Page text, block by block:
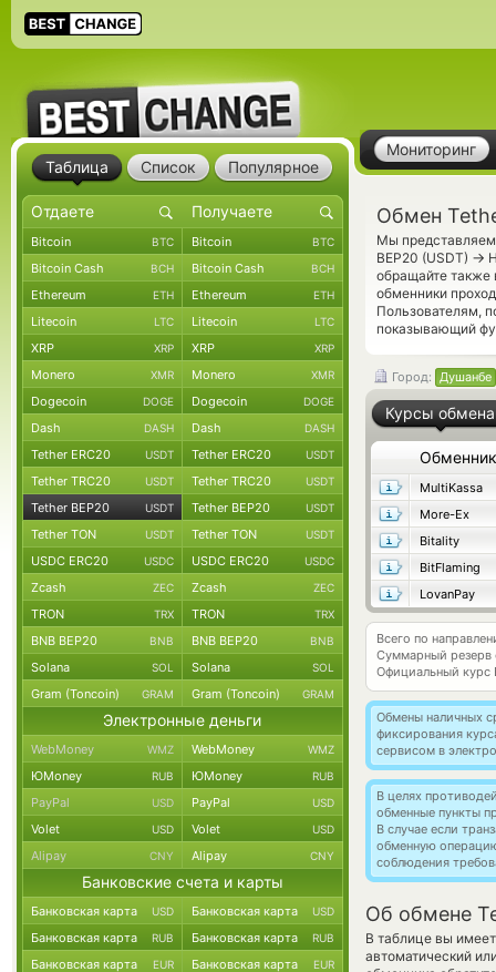
Мониторинг
Обмен
Мы представляем
BEP20 (USDT) →
обращайте также
обменники
Пользователям,
показывающий
Город: Душанбе
Курсы обмена
Обменник
MultiKassa
More-Ex
Bitality
BitFlaming
LovanPay
Всего по
Суммарный резерв
Официальный курс
Обмены наличных
фиксирования
сервисом в
В целях
обменные пункты
В случае если
обменную
соблюдения
Об обмене
В таблице вы
автоматический
Таблица Список Популярное
Bitcoin BTC Bitcoin BTC
Bitcoin Cash BCH Bitcoin Cash BCH
Ethereum ETH Ethereum ETH
Litecoin LTC Litecoin LTC
XRP XRP XRP XRP
Monero XMR Monero XMR
Dogecoin DOGE Dogecoin DOGE
Dash DASH Dash DASH
Tether ERC20 USDT Tether ERC20 USDT
Tether TRC20 USDT Tether TRC20 USDT
Tether BEP20 USDT Tether BEP20 USDT
Tether TON USDT Tether TON USDT
USDC ERC20 USDC USDC ERC20 USDC
Zcash ZEC Zcash ZEC
TRON TRX TRON TRX
BNB BEP20 BNB BNB BEP20 BNB
Solana SOL Solana SOL
Gram (Toncoin) GRAM Gram (Toncoin) GRAM
Электронные деньги
WebMoney WMZ WebMoney WMZ
ЮMoney RUB ЮMoney RUB
PayPal USD PayPal USD
Volet USD Volet USD
Alipay CNY Alipay CNY
Банковские счета и карты
Банковская карта USD Банковская карта USD
Банковская карта RUB Банковская карта RUB
Банковская карта EUR Банковская карта EUR